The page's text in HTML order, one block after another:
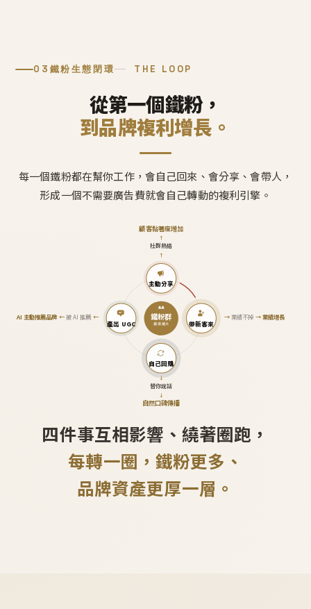
03 鐵粉生態閉環 THE LOOP
從第一個鐵粉，
到品牌複利增長。
每一個鐵粉都在幫你工作，會自己回來、會分享、會帶人，
形成一個不需要廣告費就會自己轉動的複利引擎。
鐵粉群
越滾越大
主動分享
↑
社群熱絡
↑
顧客黏著度增加
帶新客來
→業績不掉 →業績增長
自己回購
↓
替你說話
↓
自然口碑傳播
產出 UGC
AI 主動推薦品牌←被 AI 推薦 ←
四件事互相影響、繞著圈跑，
每轉一圈，鐵粉更多、
品牌資產更厚一層。